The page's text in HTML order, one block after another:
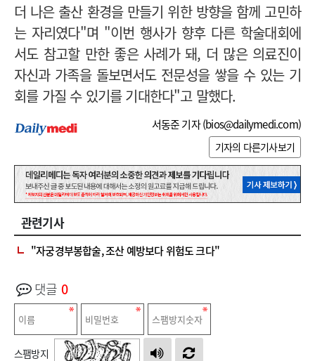
더 나은 출산 환경을 만들기 위한 방향을 함께 고민하
는 자리였다"며 "이번 행사가 향후 다른 학술대회에
서도 참고할 만한 좋은 사례가 돼, 더 많은 의료진이
자신과 가족을 돌보면서도 전문성을 쌓을 수 있는 기
회를 가질 수 있기를 기대한다"고 말했다.
서동준 기자 (bios@dailymedi.com)
기자의 다른기사보기
관련기사
"자궁경부봉합술, 조산 예방보다 위험도 크다"
댓글 0
스팸방지